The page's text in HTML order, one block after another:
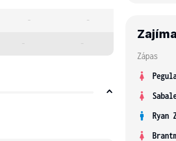
- -
- -
Zápas